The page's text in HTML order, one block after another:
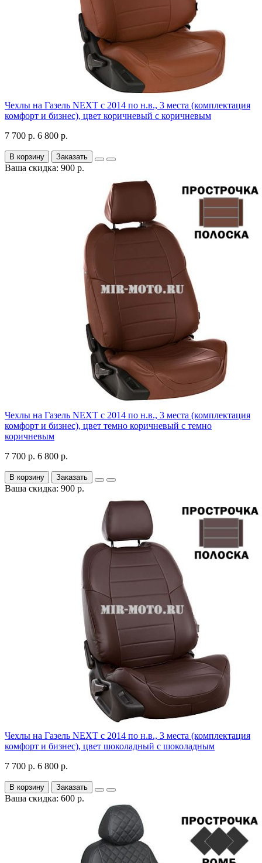
Чехлы на Газель NEXT с 2014 по н.в., 3 места (комплектация
комфорт и бизнес), цвет коричневый с коричневым
7 700 р. 6 800 р.
В корзину Заказать
Ваша скидка: 900 р.
Чехлы на Газель NEXT с 2014 по н.в., 3 места (комплектация
комфорт и бизнес), цвет темно коричневый с темно
коричневым
7 700 р. 6 800 р.
В корзину Заказать
Ваша скидка: 900 р.
Чехлы на Газель NEXT с 2014 по н.в., 3 места (комплектация
комфорт и бизнес), цвет шоколадный с шоколадным
7 700 р. 6 800 р.
В корзину Заказать
Ваша скидка: 600 р.